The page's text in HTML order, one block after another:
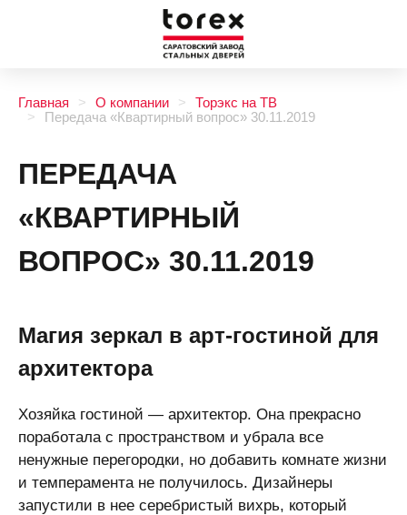
Главная О компании
Торэкс на ТВ
Передача «Квартирный вопрос» 30.11.2019
ПЕРЕДАЧА
«КВАРТИРНЫЙ
ВОПРОС» 30.11.2019
Магия зеркал в арт-гостиной для
архитектора
Хозяйка гостиной — архитектор. Она прекрасно
поработала с пространством и убрала все
ненужные перегородки, но добавить комнате жизни
и темперамента не получилось. Дизайнеры
запустили в нее серебристый вихрь, который